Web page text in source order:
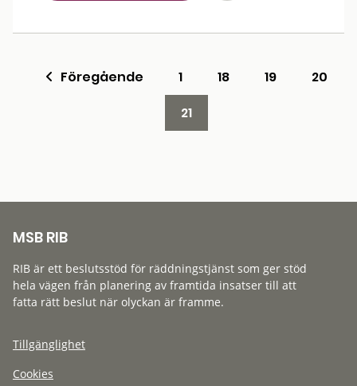
Föregående 1 18 19
20
21
MSB RIB
RIB är ett beslutsstöd för räddningstjänst som ger stöd
hela vägen från planering av framtida insatser till att
fatta rätt beslut när olyckan är framme.
Tillgänglighet
Cookies